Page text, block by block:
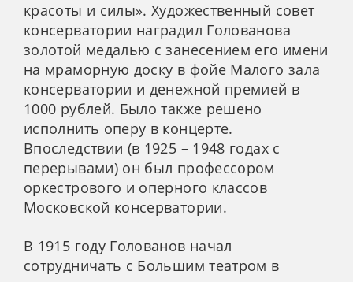
красоты и силы». Художественный совет
консерватории наградил Голованова
золотой медалью с занесением его имени
на мраморную доску в фойе Малого зала
консерватории и денежной премией в
1000 рублей. Было также решено
исполнить оперу в концерте.
Впоследствии (в 1925 – 1948 годах с
перерывами) он был профессором
оркестрового и оперного классов
Московской консерватории.
В 1915 году Голованов начал
сотрудничать с Большим театром в